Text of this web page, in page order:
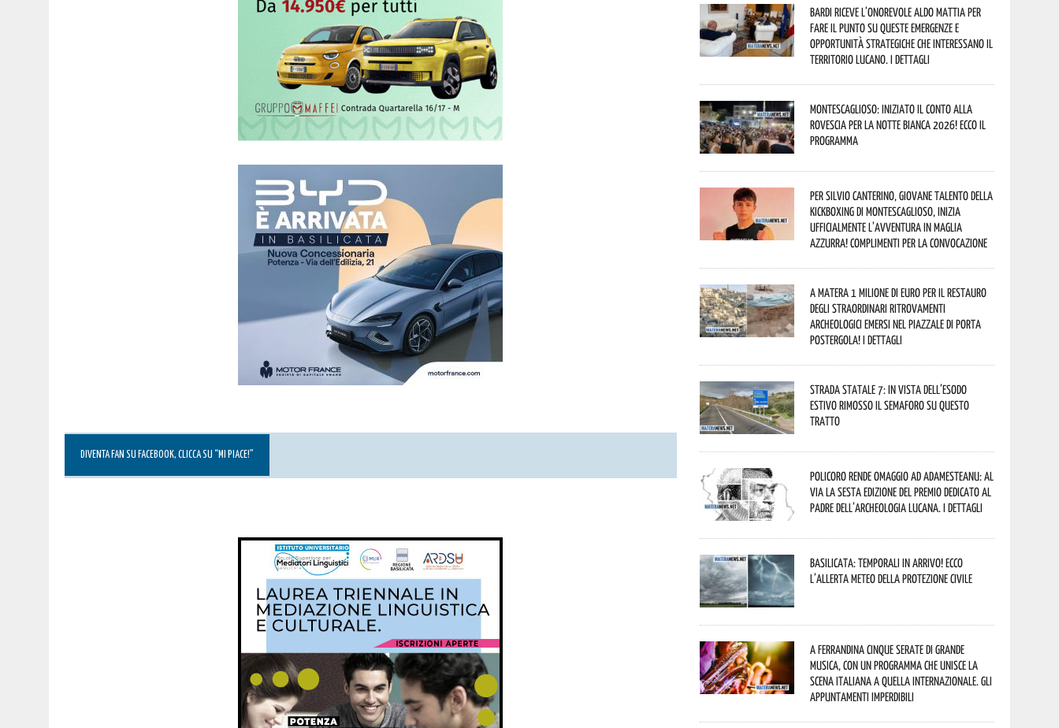
DIVENTA FAN SU FACEBOOK, CLICCA SU “MI PIACE!”
Bardi riceve l’onorevole Aldo Mattia per
fare il punto su queste emergenze e
opportunità strategiche che interessano il
territorio lucano. I dettagli
Montescaglioso: iniziato il conto alla
rovescia per la Notte Bianca 2026! Ecco il
programma
Per Silvio Canterino, giovane talento della
kickboxing di Montescaglioso, inizia
ufficialmente l’avventura in maglia
azzurra! Complimenti per la convocazione
A Matera 1 milione di euro per il restauro
degli straordinari ritrovamenti
archeologici emersi nel piazzale di Porta
Postergola! I dettagli
Strada statale 7: in vista dell’esodo
estivo rimosso il semaforo su questo
tratto
Policoro rende omaggio ad Adamesteanu: al
via la sesta edizione del Premio dedicato al
padre dell’archeologia lucana. I dettagli
Basilicata: temporali in arrivo! Ecco
l’allerta meteo della Protezione civile
A Ferrandina cinque serate di grande
musica, con un programma che unisce la
scena italiana a quella internazionale. Gli
appuntamenti imperdibili